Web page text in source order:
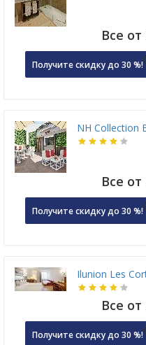
Все от
Получите скидку до 30 %!
NH Collection
Все от
Получите скидку до 30 %!
Ilunion Les
Все от
Получите скидку до 30 %!